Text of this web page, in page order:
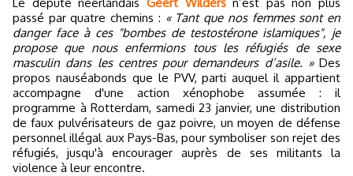
passé par quatre chemins : « Tant que nos femmes sont en
danger face à ces "bombes de testostérone islamiques", je
propose que nous enfermions tous les réfugiés de sexe
masculin dans les centres pour demandeurs d’asile. »Des
propos nauséabonds que le PVV, parti auquel il appartient
accompagne d'une action xénophobe assumée : il
programme à Rotterdam, samedi 23 janvier, une distribution
de faux pulvérisateurs de gaz poivre, un moyen de défense
personnel illégal aux Pays-Bas, pour symboliser son rejet des
réfugiés, jusqu'à encourager auprès de ses militants la
violence à leur encontre.